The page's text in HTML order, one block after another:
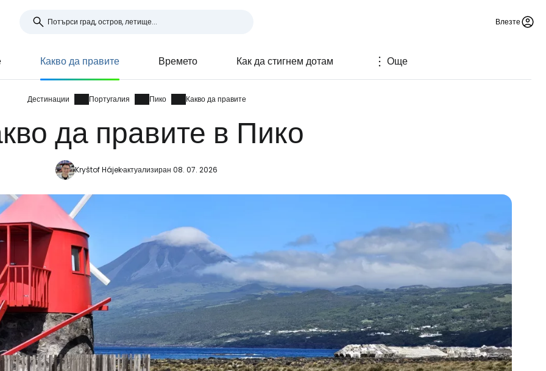
Влезте
Какво да правите Времето Как да стигнем дотам Още
Дестинации Португалия Пико Какво да правите
да правите в Пико
Kryštof Hájekактуализиран 08. 07. 2026